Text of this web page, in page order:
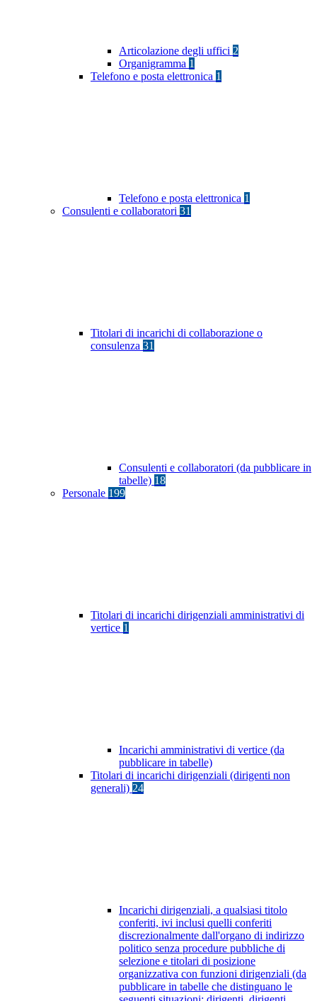
Articolazione degli uffici 2
Organigramma 1
Telefono e posta elettronica 1
Telefono e posta elettronica 1
Consulenti e collaboratori 31
Titolari di incarichi di collaborazione o
consulenza 31
Consulenti e collaboratori (da pubblicare in
tabelle) 18
Personale 199
Titolari di incarichi dirigenziali amministrativi di
vertice 1
Incarichi amministrativi di vertice (da
pubblicare in tabelle)
Titolari di incarichi dirigenziali (dirigenti non
generali) 24
Incarichi dirigenziali, a qualsiasi titolo
conferiti, ivi inclusi quelli conferiti
discrezionalmente dall'organo di indirizzo
politico senza procedure pubbliche di
selezione e titolari di posizione
organizzativa con funzioni dirigenziali (da
pubblicare in tabelle che distinguano le